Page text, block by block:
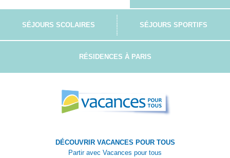
SÉJOURS SCOLAIRES SÉJOURS SPORTIFS
RÉSIDENCES À PARIS
DÉCOUVRIR VACANCES POUR TOUS
Partir avec Vacances pour tous